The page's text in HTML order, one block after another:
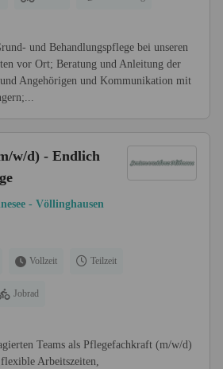
und Behandlungspflege bei unseren
vor Ort; Beratung und Anleitung der
Angehörigen und Kommunikation mit
w/d) - Endlich
- Völlinghausen
Vollzeit Teilzeit
Jobrad
Teams als Pflegefachkraft (m/w/d)
Arbeitszeiten,